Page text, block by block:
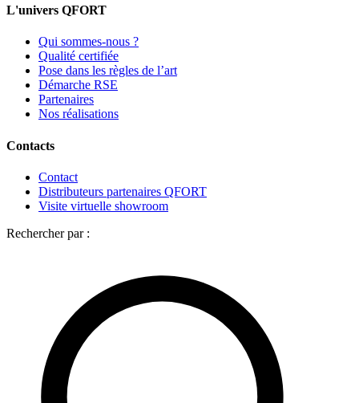
L'univers QFORT
Qui sommes-nous ?
Qualité certifiée
Pose dans les règles de l’art
Démarche RSE
Partenaires
Nos réalisations
Contacts
Contact
Distributeurs partenaires QFORT
Visite virtuelle showroom
Rechercher par :